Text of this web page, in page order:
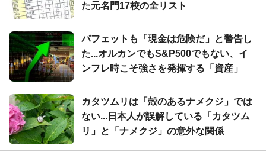
た元名門17校の全リスト
バフェットも「現金は危険だ」と警告し
た...オルカンでもS&P500でもない、イ
ンフレ時こそ強さを発揮する「資産」
カタツムリは「殻のあるナメクジ」では
ない...日本人が誤解している「カタツム
リ」と「ナメクジ」の意外な関係